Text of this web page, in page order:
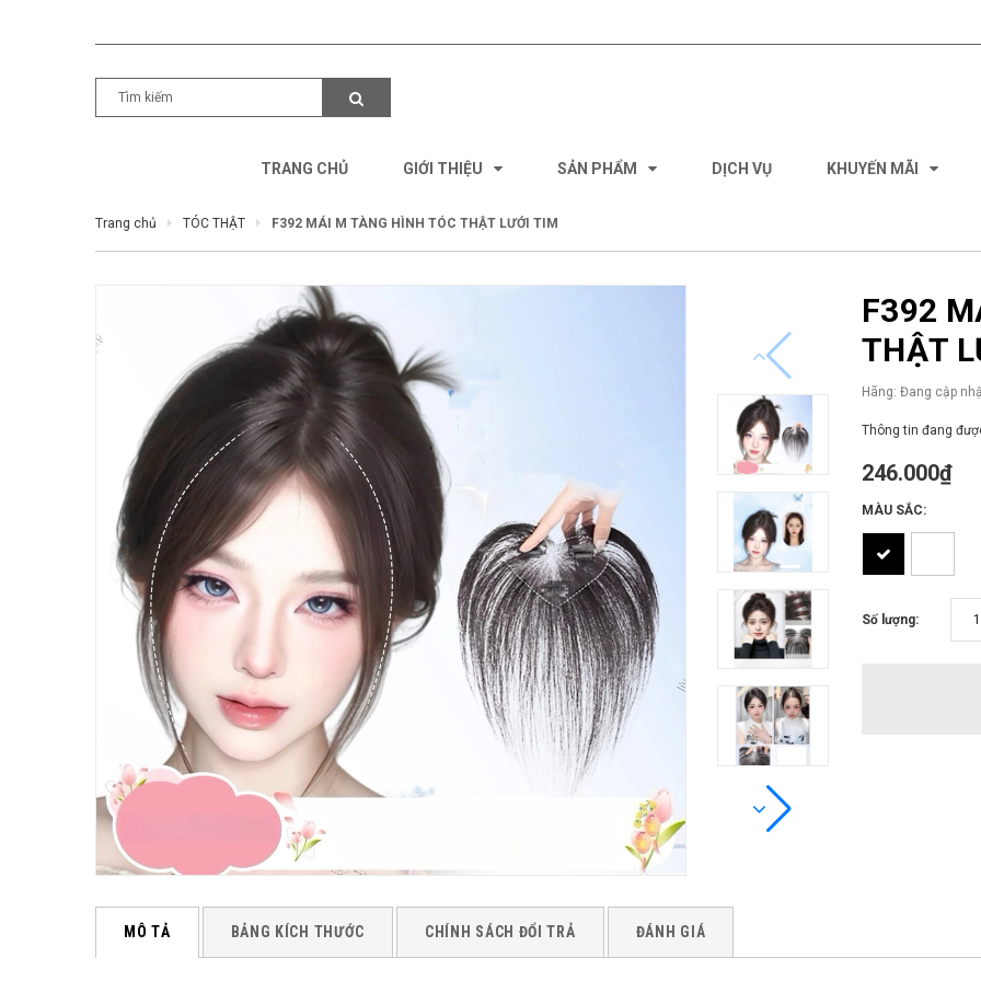
TRANG CHỦ GIỚI THIỆU SẢN PHẨM DỊCH VỤ KHUYẾN MÃI
Trang chủ TÓC THẬT F392 MÁI M TÀNG HÌNH TÓC THẬT LƯỚI TIM
F392
THẬT
Hãng: Đang cập
Thông tin đang
246.000₫
MÀU SẮC:
Số lượng:
MÔ TẢ BẢNG KÍCH THƯỚC CHÍNH SÁCH ĐỔI TRẢ ĐÁNH GIÁ